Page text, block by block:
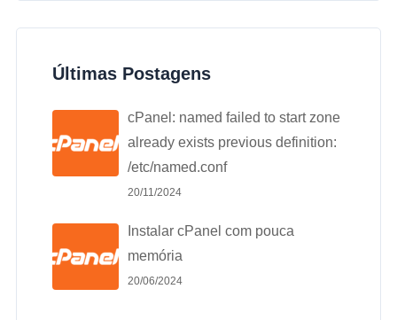
Últimas Postagens
cPanel: named failed to start zone
already exists previous definition:
/etc/named.conf
20/11/2024
Instalar cPanel com pouca
memória
20/06/2024